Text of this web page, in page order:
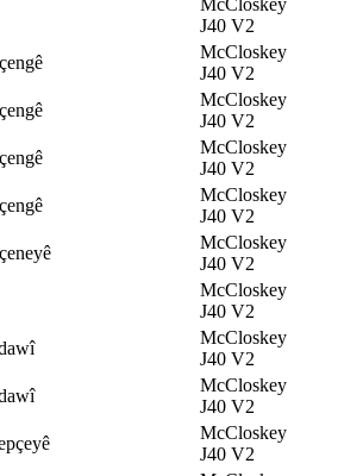
J40 V2
McCloskey
J40 V2
McCloskey
J40 V2
McCloskey
J40 V2
McCloskey
J40 V2
McCloskey
J40 V2
McCloskey
J40 V2
McCloskey
J40 V2
McCloskey
J40 V2
McCloskey
J40 V2